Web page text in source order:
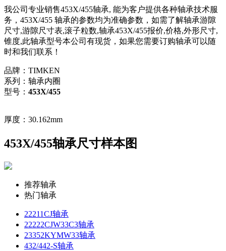
我公司专业销售453X/455轴承, 能为客户提供各种轴承技术服
务，453X/455 轴承的参数均为准确参数，如需了解轴承游隙
尺寸,游隙尺寸表,滚子粒数,轴承453X/455报价,价格,外形尺寸,
锥度,此轴承型号本公司有现货，如果您需要订购轴承可以随
时和我们联系！
品牌：TIMKEN
系列：轴承内圈
型号： 453X/455
厚度：30.162mm
453X/455轴承尺寸样本图
推荐轴承
热门轴承
22211CJ轴承
22222CJW33C3轴承
23352KYMW33轴承
432/442-S轴承